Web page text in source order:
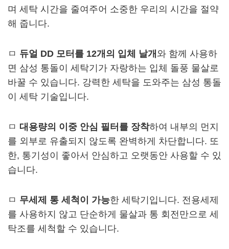
며 세탁 시간을 줄여주어 소중한 우리의 시간을 절약
해 줍니다.
ㅁ 듀얼 DD 모터를 12개의 입체 날개 와 함께 사용하
면 삼성 통돌이 세탁기가 자랑하는 입체 돌풍 물살로
바꿀 수 있습니다. 강력한 세탁을 도와주는 삼성 통돌
이 세탁 기술입니다.
ㅁ 대용량의 이중 안심 필터를 장착하여 내부의 먼지
를 외부로 유출되지 않도록 완벽하게 차단합니다. 또
한, 통기성이 좋아서 안심하고 오랫동안 사용할 수 있
습니다.
ㅁ 무세제 통 세척이 가능한 세탁기입니다. 전용세제
를 사용하지 않고 단순하게 물살과 통 회전만으로 세
탁조를 세척할 수 있습니다.